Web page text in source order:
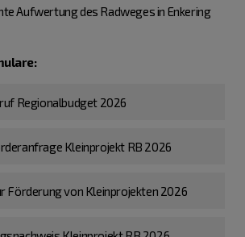
Aufwertung des Radweges in Enkering
Regionalbudget 2026
Kleinprojekt RB 2026
Förderung von Kleinprojekten 2026